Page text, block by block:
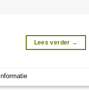
Lees verder →
Informatie